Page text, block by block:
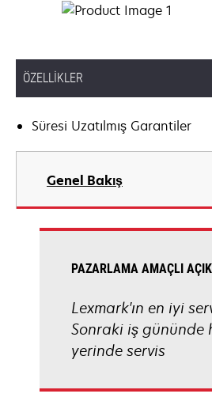
ÖZELLIKLER
Süresi Uzatılmış Garantiler
Genel Bakış
PAZARLAMA AMAÇLI
Lexmark'ın en iyi
Sonraki iş gününde
yerinde servis